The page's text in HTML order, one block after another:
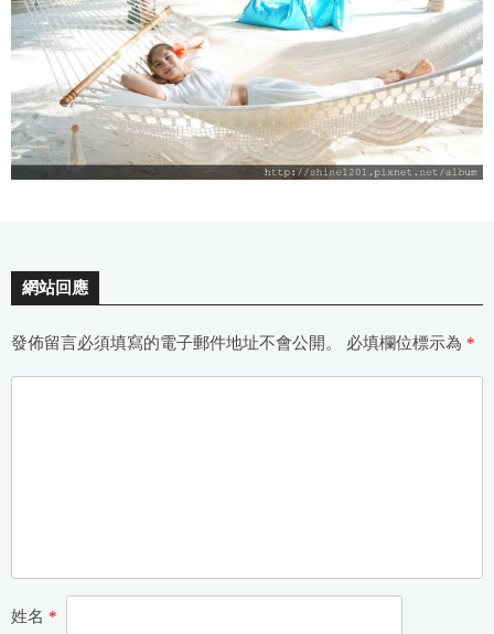
網站回應
發佈留言必須填寫的電子郵件地址不會公開。 必填欄位標示為 *
姓名 *